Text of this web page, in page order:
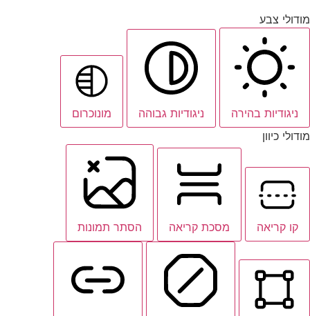
מודולי צבע
ניגודיות בהירה ניגודיות גבוהה
מונוכרום
מודולי כיוון
קו קריאה מסכת קריאה הסתר תמונות